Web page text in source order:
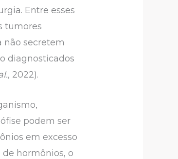
Entre esses
tumores
não secretem
diagnosticados
2022).
podem ser
em excesso
de hormônios, o